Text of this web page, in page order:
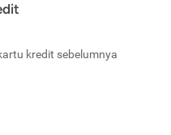
kredit sebelumnya